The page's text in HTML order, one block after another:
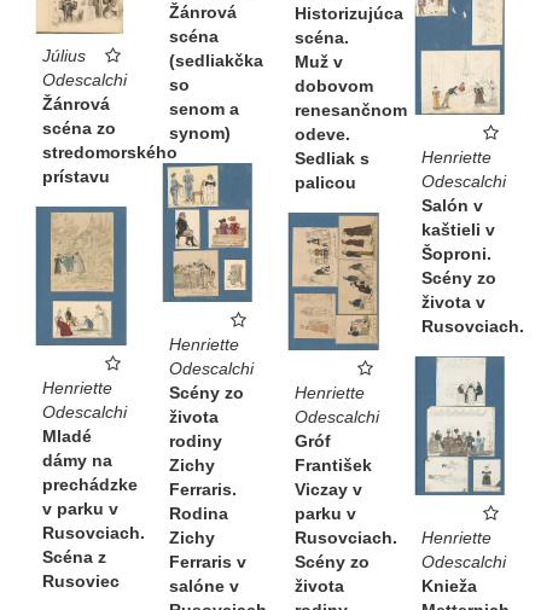
Žánrová
scéna
(sedliakčka
so
senom a
synom)
Historizujúca
scéna.
Muž v
dobovom
renesančnom
odeve.
Sedliak s
palicou
Július
Odescalchi
Žánrová
scéna zo
stredomorského
prístavu
Henriette
Odescalchi
Salón v
kaštieli v
Šoproni.
Scény zo
života v
Rusovciach.
Henriette
Odescalchi
Scény zo
života
rodiny
Zichy
Ferraris.
Rodina
Zichy
Ferraris v
salóne v
Henriette
Odescalchi
Mladé
dámy na
prechádzke
v parku v
Rusovciach.
Scéna z
Rusoviec
Henriette
Odescalchi
Gróf
František
Viczay v
parku v
Rusovciach.
Scény zo
života
Henriette
Odescalchi
Knieža